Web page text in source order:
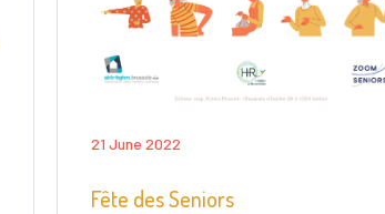
21 June 2022
Fête des Seniors